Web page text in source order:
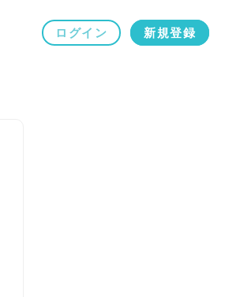
ログイン 新規登録